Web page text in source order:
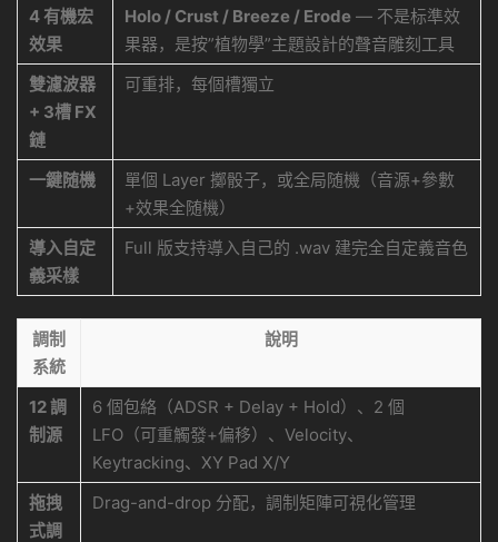
4 有機宏
效果
Holo / Crust / Breeze / Erode — 不是标準效
果器，是按”植物學”主題設計的聲音雕刻工具
雙濾波器
+ 3槽 FX
鏈
可重排，每個槽獨立
一鍵随機
單個 Layer 擲骰子，或全局随機（音源+參數
+效果全随機）
導入自定
義采樣
Full 版支持導入自己的 .wav 建完全自定義音色
調制
系統
說明
12 調
制源
6 個包絡（ADSR + Delay + Hold）、2 個
LFO（可重觸發+偏移）、Velocity、
Keytracking、XY Pad X/Y
拖拽
式調
Drag-and-drop 分配，調制矩陣可視化管理